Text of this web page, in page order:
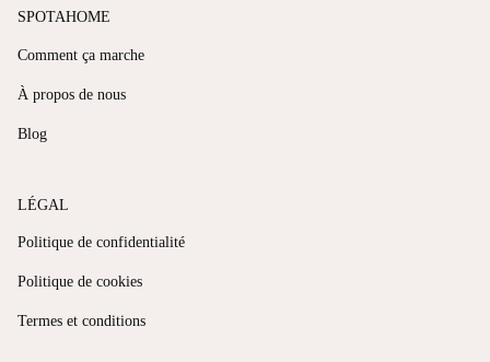
SPOTAHOME
Comment ça marche
À propos de nous
Blog
LÉGAL
Politique de confidentialité
Politique de cookies
Termes et conditions